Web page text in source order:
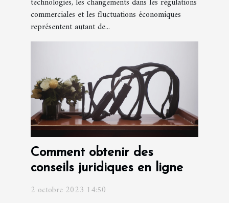
commerciales et les fluctuations économiques
représentent autant de...
Comment obtenir des
conseils juridiques en ligne
2 octobre 2023 14:50